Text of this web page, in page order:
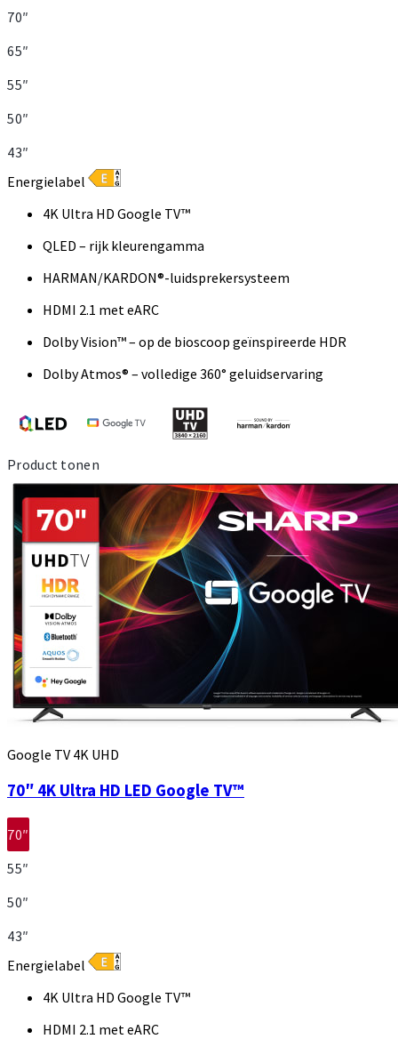
70″
65″
55″
50″
43″
Energielabel
4K Ultra HD Google TV™
QLED – rijk kleurengamma
HARMAN/KARDON®-luidsprekersysteem
HDMI 2.1 met eARC
Dolby Vision™ – op de bioscoop geïnspireerde HDR
Dolby Atmos® – volledige 360° geluidservaring
Product tonen
Google TV 4K UHD
70″ 4K Ultra HD LED Google TV™
70″
55″
50″
43″
Energielabel
4K Ultra HD Google TV™
HDMI 2.1 met eARC